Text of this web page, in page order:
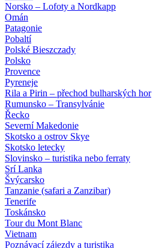
Norsko – Lofoty a Nordkapp
Omán
Patagonie
Pobaltí
Polské Bieszczady
Polsko
Provence
Pyreneje
Rila a Pirin – přechod bulharských hor
Rumunsko – Transylvánie
Řecko
Severní Makedonie
Skotsko a ostrov Skye
Skotsko letecky
Slovinsko – turistika nebo ferraty
Srí Lanka
Švýcarsko
Tanzanie (safari a Zanzibar)
Tenerife
Toskánsko
Tour du Mont Blanc
Vietnam
Poznávací zájezdy a turistika